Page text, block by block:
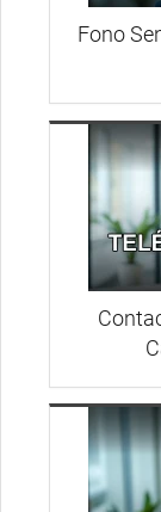
Fono